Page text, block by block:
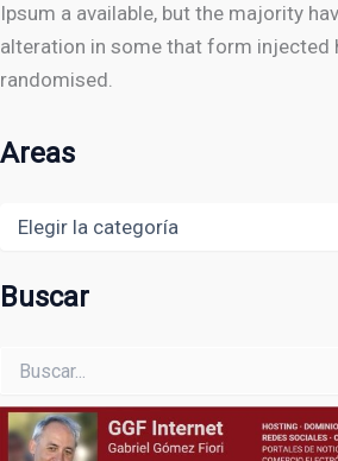
Ipsum a available, but the majority
alteration in some that form injected
randomised.
Areas
Buscar
por: